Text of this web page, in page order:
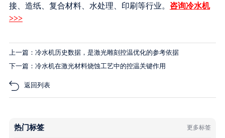
接、造纸、复合材料、水处理、印刷等行业。 咨询冷水机
>>>
上一篇：冷水机历史数据，是激光雕刻控温优化的参考依据
下一篇：冷水机在激光材料烧蚀工艺中的控温关键作用
返回列表
热门标签 更多标签